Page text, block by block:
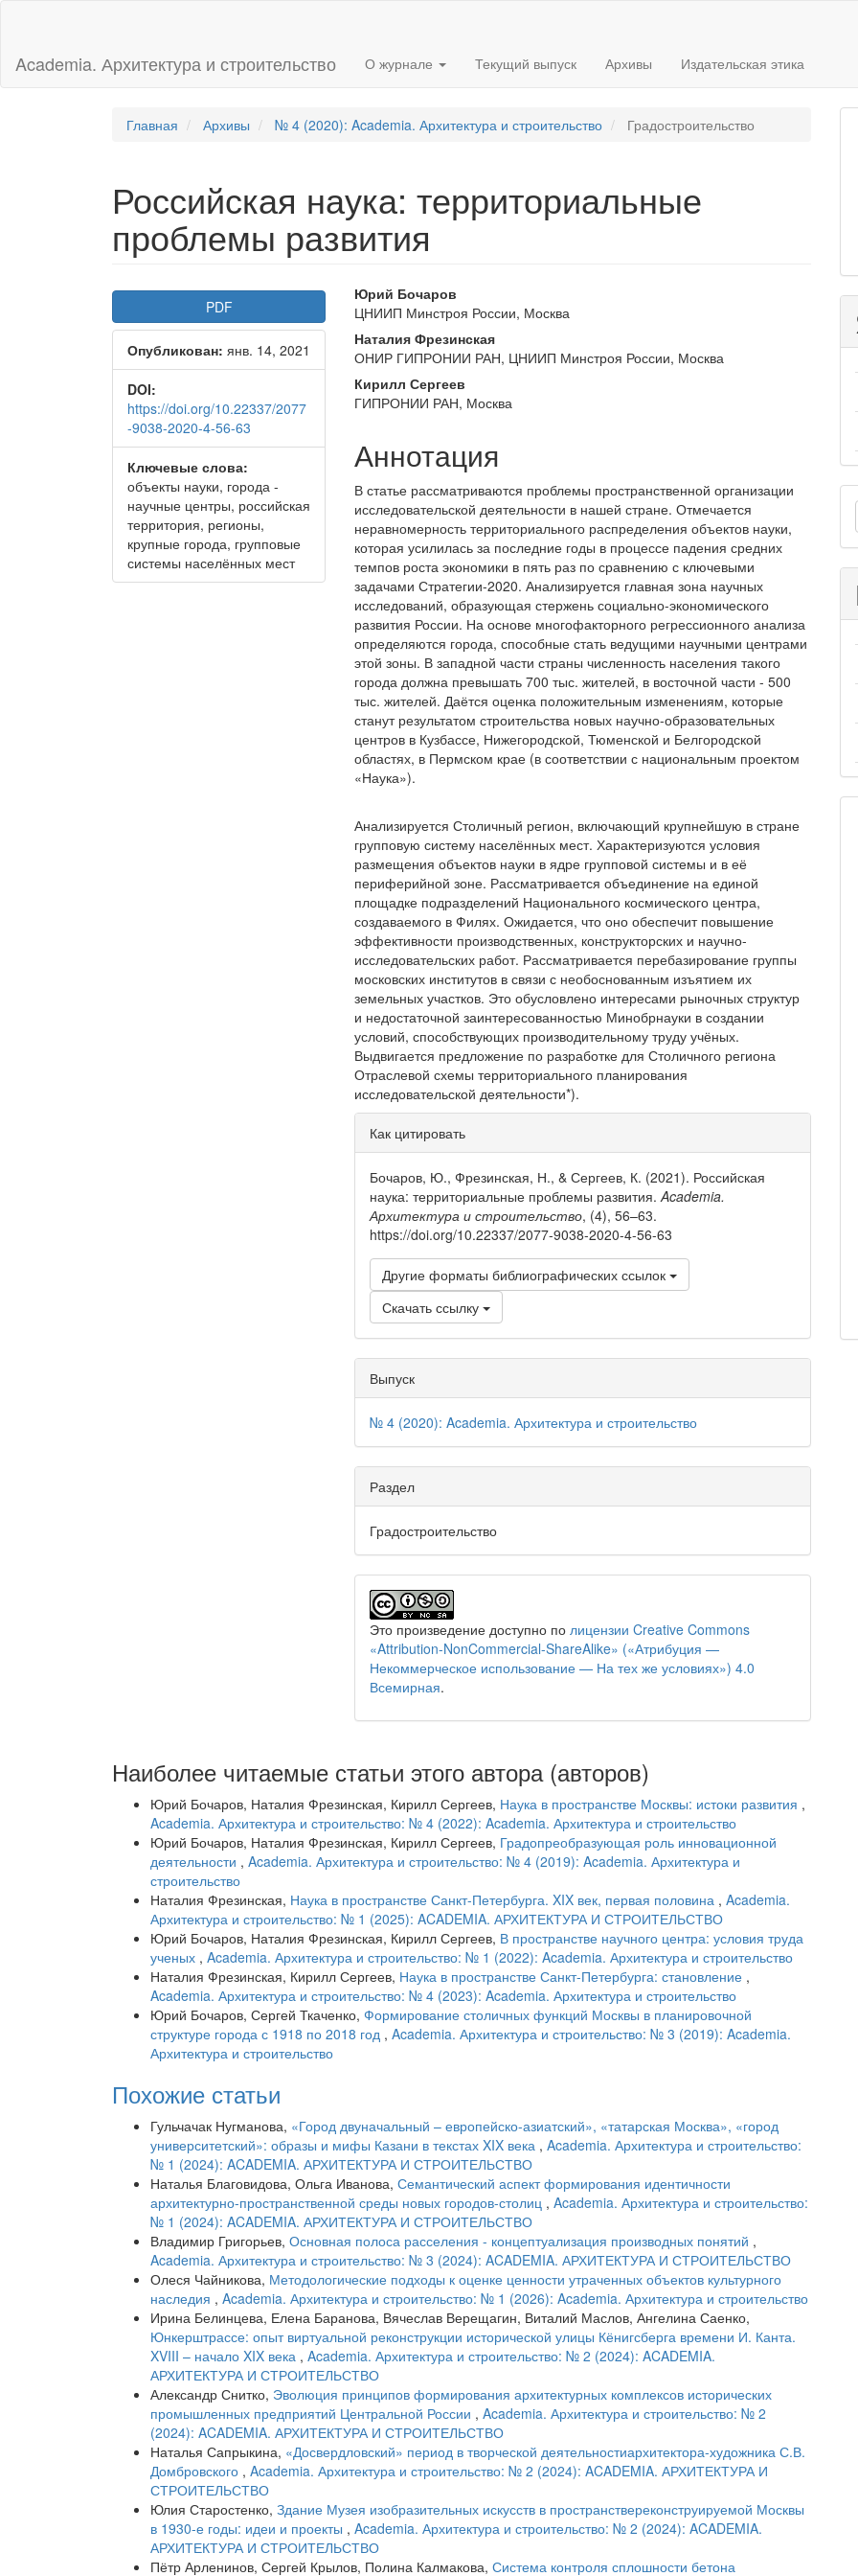
Основное
содержимое
Academia. Архитектура и строительство О журнале Текущий выпуск Архивы Издательская этика
Главная Архивы № 4 (2020): Academia. Архитектура и строительство Градостроительство
Российская наука: территориальные
проблемы развития
Боковая
панель
статьи
PDF
Опубликован: янв. 14, 2021
DOI:
https://doi.org/10.22337/2077
-9038-2020-4-56-63
Ключевые слова:
объекты науки, города -
научные центры, российская
территория, регионы,
крупные города, групповые
системы населённых мест
Основное
содержимое
статьи
Юрий Бочаров
ЦНИИП Минстроя России, Москва
Наталия Фрезинская
ОНИР ГИПРОНИИ РАН, ЦНИИП Минстроя России, Москва
Кирилл Сергеев
ГИПРОНИИ РАН, Москва
Аннотация
В статье рассматриваются проблемы пространственной организации
исследовательской деятельности в нашей стране. Отмечается
неравномерность территориального распределе­ния объектов науки,
которая усилилась за последние годы в процессе падения средних
темпов роста экономики в пять раз по сравнению с ключевыми
задачами Стратегии-2020. Анали­зируется главная зона научных
исследований, образующая стержень социально-экономического
развития России. На основе многофакторного регрессионного анализа
определя­ются города, способные стать ведущими научными центрами
этой зоны. В западной части страны численность населения такого
города должна превышать 700 тыс. жителей, в восточ­ной части - 500
тыс. жителей. Даётся оценка положительным изменениям, которые
станут результатом строительства но­вых научно-образовательных
центров в Кузбассе, Нижего­родской, Тюменской и Белгородской
областях, в Пермском крае (в соответствии с национальным проектом
«Наука»).
Анализируется Столичный регион, включающий крупнейшую в стране
групповую систему населённых мест. Характеризуются условия
размещения объектов науки в ядре групповой системы и в её
периферийной зоне. Рассматривается объединение на единой
площадке подразделений Национального космического центра,
создаваемого в Филях. Ожидается, что оно обеспечит повышение
эффективности производственных, конструкторских и научно-
исследовательских работ. Рассматривается пере­базирование группы
московских институтов в связи с необо­снованным изъятием их
земельных участков. Это обусловлено интересами рыночных структур
и недостаточной заинтересо­ванностью Минобрнауки в создании
условий, способствующих производительному труду учёных.
Выдвигается предложение по разработке для Столичного региона
Отраслевой схемы террито­риального планирования
исследовательской деятельности*).
Информация
о статье
Как цитировать
Бочаров, Ю., Фрезинская, Н., & Сергеев, К. (2021). Российская
наука: территориальные проблемы развития.Academia.
Архитектура и строительство, (4), 56–63.
https://doi.org/10.22337/2077-9038-2020-4-56-63
Другие форматы библиографических ссылок
Скачать ссылку
Выпуск
№ 4 (2020): Academia. Архитектура и строительство
Раздел
Градостроительство
Это произведение доступно полицензии Creative Commons
«Attribution-NonCommercial-ShareAlike» («Атрибуция —
Некоммерческое использование — На тех же условиях») 4.0
Всемирная.
Наиболее читаемые статьи этого автора (авторов)
Юрий Бочаров, Наталия Фрезинская, Кирилл Сергеев, Наука в пространстве Москвы: истоки развития ,
Academia. Архитектура и строительство: № 4 (2022): Academia. Архитектура и строительство
Юрий Бочаров, Наталия Фрезинская, Кирилл Сергеев, Градопреобразующая роль инновационной
деятельности , Academia. Архитектура и строительство: № 4 (2019): Academia. Архитектура и
строительство
Наталия Фрезинская, Наука в пространстве Санкт-Петербурга. XIX век, первая половина , Academia.
Архитектура и строительство: № 1 (2025): ACADEMIA. АРХИТЕКТУРА И СТРОИТЕЛЬСТВО
Юрий Бочаров, Наталия Фрезинская, Кирилл Сергеев, В пространстве научного центра: условия труда
ученых , Academia. Архитектура и строительство: № 1 (2022): Academia. Архитектура и строительство
Наталия Фрезинская, Кирилл Сергеев, Наука в пространстве Санкт-Петербурга: становление ,
Academia. Архитектура и строительство: № 4 (2023): Academia. Архитектура и строительство
Юрий Бочаров, Сергей Ткаченко, Формирование столичных функций Москвы в планировочной
структуре города с 1918 по 2018 год , Academia. Архитектура и строительство: № 3 (2019): Academia.
Архитектура и строительство
Похожие статьи
Гульчачак Нугманова, «Город двуначальный – европейско-азиатский», «татарская Москва», «город
университетский»: образы и мифы Казани в текстах XIX века , Academia. Архитектура и строительство:
№ 1 (2024): ACADEMIA. АРХИТЕКТУРА И СТРОИТЕЛЬСТВО
Наталья Благовидова, Ольга Иванова, Семантический аспект формирования идентичности
архитектурно-пространственной среды новых городов-столиц , Academia. Архитектура и строительство:
№ 1 (2024): ACADEMIA. АРХИТЕКТУРА И СТРОИТЕЛЬСТВО
Владимир Григорьев, Основная полоса расселения - концептуализация производных понятий ,
Academia. Архитектура и строительство: № 3 (2024): ACADEMIA. АРХИТЕКТУРА И СТРОИТЕЛЬСТВО
Олеся Чайникова, Методологические подходы к оценке ценности утраченных объектов культурного
наследия , Academia. Архитектура и строительство: № 1 (2026): Academia. Архитектура и строительство
Ирина Белинцева, Елена Баранова, Вячеслав Верещагин, Виталий Маслов, Ангелина Саенко,
Юнкерштрассе: опыт виртуальной реконструкции исторической улицы Кёнигсберга времени И. Канта.
XVIII – начало XIX века , Academia. Архитектура и строительство: № 2 (2024): ACADEMIA.
АРХИТЕКТУРА И СТРОИТЕЛЬСТВО
Александр Снитко, Эволюция принципов формирования архитектурных комплексов исторических
промышленных предприятий Центральной России , Academia. Архитектура и строительство: № 2
(2024): ACADEMIA. АРХИТЕКТУРА И СТРОИТЕЛЬСТВО
Наталья Сапрыкина, «Досвердловский» период в творческой деятельностиархитектора-художника С.В.
Домбровского , Academia. Архитектура и строительство: № 2 (2024): ACADEMIA. АРХИТЕКТУРА И
СТРОИТЕЛЬСТВО
Юлия Старостенко, Здание Музея изобразительных искусств в пространствереконструируемой Москвы
в 1930-е годы: идеи и проекты , Academia. Архитектура и строительство: № 2 (2024): ACADEMIA.
АРХИТЕКТУРА И СТРОИТЕЛЬСТВО
Пётр Арленинов, Сергей Крылов, Полина Калмакова, Система контроля сплошности бетона